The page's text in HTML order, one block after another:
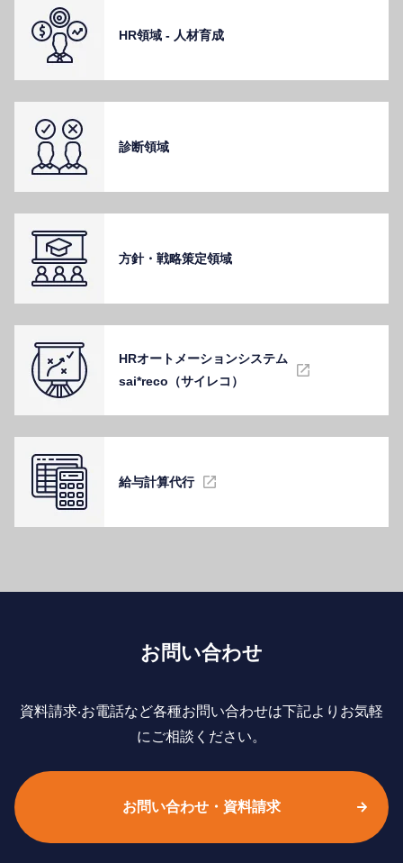
HR領域 - ⼈材育成
診断領域
⽅針・戦略策定領域
HRオートメーションシステム
sai*reco（サイレコ）
給与計算代⾏
お問い合わせ
資料請求‧お電話など各種お問い合わせは下記よりお気軽
にご相談ください。
お問い合わせ・資料請求